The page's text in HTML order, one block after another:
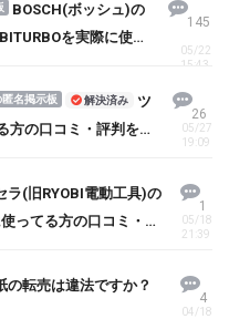
BOSCH(ボッシュ)の
を実際に使っ
145
05/22
15:43
名掲示板 解決済み
ツ
方の口コミ・評判を求
26
05/27
19:09
ラ(旧RYOBI電動工具)の
ってる方の口コミ・評
1
05/18
21:39
の転売は違法ですか？
4
04/18